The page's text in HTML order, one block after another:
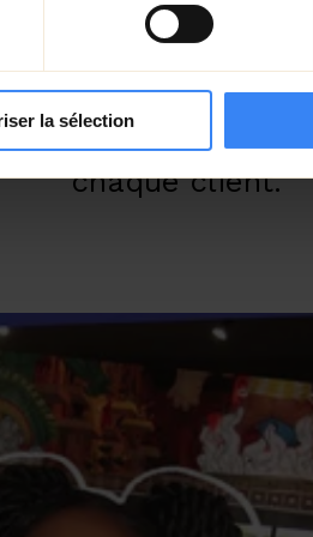
la sélection
création de
cohérentes.
dynamisme et
approche que
chaque client.